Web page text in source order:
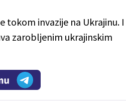
tokom invazije na Ukrajinu. I
zarobljenim ukrajinskim